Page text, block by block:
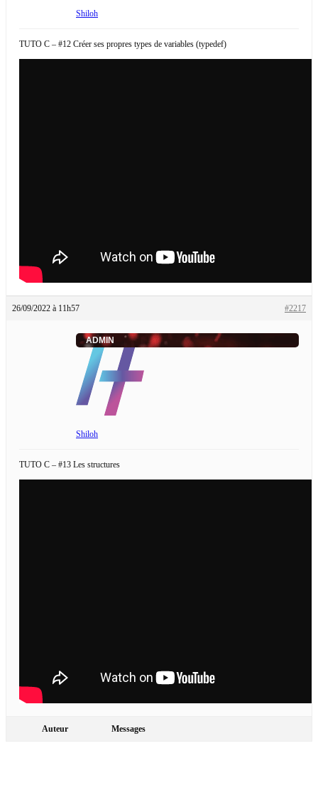
Shiloh
TUTO C – #12 Créer ses propres types de variables (typedef)
26/09/2022 à 11h57 #2217
ADMIN
Shiloh
TUTO C – #13 Les structures
Auteur Messages